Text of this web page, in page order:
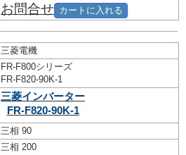
お問合せ カートに入れる
三菱電機
FR-F800シリーズ
FR-F820-90K-1
三菱インバーター
FR-F820-90K-1
三相 90
三相 200